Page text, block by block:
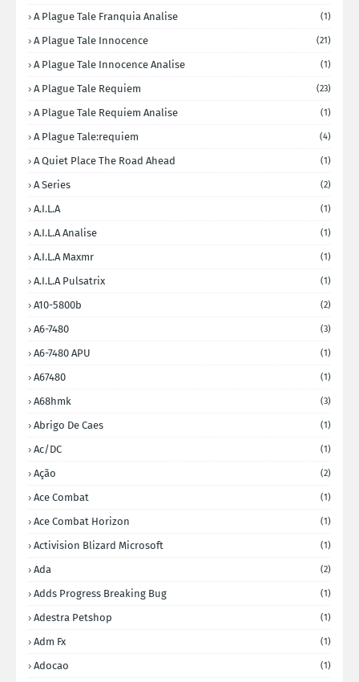
A Plague Tale Franquia Analise (1)
A Plague Tale Innocence (21)
A Plague Tale Innocence Analise (1)
A Plague Tale Requiem (23)
A Plague Tale Requiem Analise (1)
A Plague Tale:requiem (4)
A Quiet Place The Road Ahead (1)
A Series (2)
A.I.L.A (1)
A.I.L.A Analise (1)
A.I.L.A Maxmr (1)
A.I.L.A Pulsatrix (1)
A10-5800b (2)
A6-7480 (3)
A6-7480 APU (1)
A67480 (1)
A68hmk (3)
Abrigo De Caes (1)
Ac/DC (1)
Ação (2)
Ace Combat (1)
Ace Combat Horizon (1)
Activision Blizard Microsoft (1)
Ada (2)
Adds Progress Breaking Bug (1)
Adestra Petshop (1)
Adm Fx (1)
Adocao (1)